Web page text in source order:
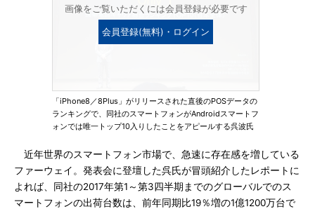
画像をご覧いただくには会員登録が必要です
会員登録(無料)・ログイン
「iPhone8／8Plus」がリリースされた直後のPOSデータの
ランキングで、同社のスマートフォンがAndroidスマートフ
ォンでは唯一トップ10入りしたことをアピールする呉波氏
近年世界のスマートフォン市場で、急速に存在感を増している
ファーウェイ。発表会に登壇した呉氏が冒頭紹介したレポートに
よれば、同社の2017年第1～第3四半期までのグローバルでのス
マートフォンの出荷台数は、前年同期比19％増の1億1200万台で